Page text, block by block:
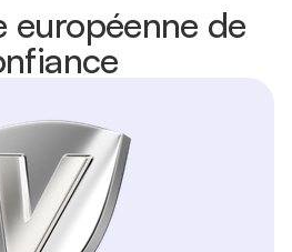
européenne de